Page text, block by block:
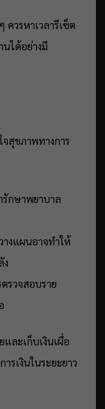
วรหาเวลารีเซ็ต
ได้อย่างมี
สุขภาพทางการ
รักษาพยาบาล
างแผนอาจทำให้
ง
รวจสอบราย
และเก็บเงินเผื่อ
รเงินในระยะยาว